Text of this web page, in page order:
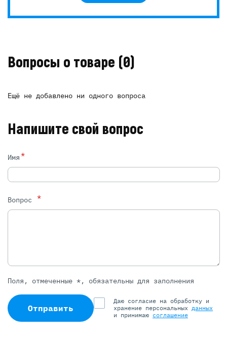
Вопросы о товаре (0)
Ещё не добавлено ни одного вопроса
Напишите свой вопрос
Имя*
Вопрос *
Поля, отмеченные *, обязательны для заполнения
Отправить
Даю согласие на обработку и
хранение персональных данных
и принимаю соглашение